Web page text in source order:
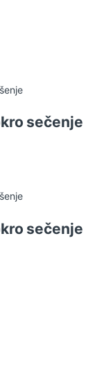
sečenje
sečenje